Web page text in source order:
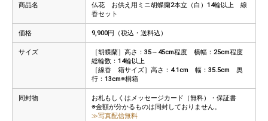
商品名
仏花 お供え用ミニ胡蝶蘭2本立（白）14輪以上 線
香セット
価格 9,900円（税込・送料込）
サイズ
［胡蝶蘭］高さ：35～45cm程度 横幅：25cm程度
総輪数：14輪以上
［線香 箱サイズ］高さ：4.1cm 幅：35.5cm 奥
行：13cm※桐箱
同封物
お札もしくはメッセージカード（無料）・保証書
※金額が分かるものは同封しておりません。
≫写真配信無料